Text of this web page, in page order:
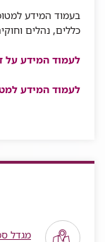
בעמוד המידע
כללים, נהלים
לעמוד המידע על
לעמוד המידע
מגדל סמי